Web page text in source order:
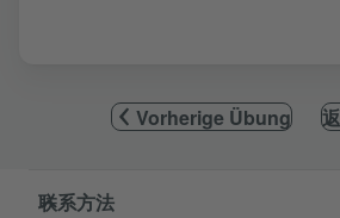
Vorherige Übung
Service- und
联系方法